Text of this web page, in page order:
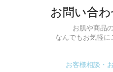
お問い合
お肌や商品
なんでもお気軽に
お客様相談・